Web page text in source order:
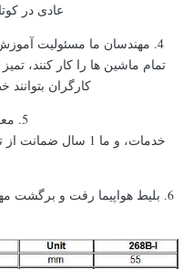
عادی در
4. مهندسان ما مسئولیت
تمام ماشین ها را کار کنند،
کارگران
5. معمولاً 10 روز برای راه اندازی هزینه دارد
خدمات، و ما 1 سال